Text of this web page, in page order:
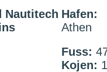
Nautitech Hafen:
Athen
Fuss:
Kojen: